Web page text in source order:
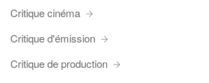
Critique cinéma
Critique d'émission
Critique de production